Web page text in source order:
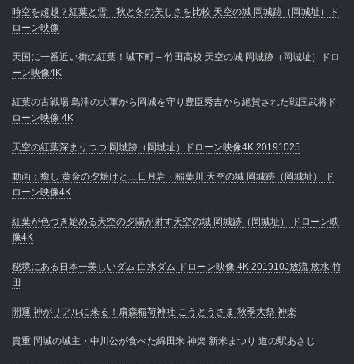
時空を超越？紅葉と雪 秋と冬の美しさを比較 天空の城 岡城跡（岡城址）ド
ローン映像
天国に一番近い街の紅葉！城下町 – 竹田高校 天空の城 岡城跡（岡城址）ドロ
ーン映像4K
紅葉の古戦場 島津の大軍から岡城を守り豊臣秀吉から絶賛された戦国武将ド
ローン映像 4K
天空の紅葉深まりつつ 岡城跡（岡城址）ドローン映像4K 20191025
動画：癒し 黄金の夕焼けと三日月岩・稲葉川 天空の城 岡城跡（岡城址） ド
ローン映像4K
紅葉が色づき始める天空の夕陽が射す天空の城 岡城跡（岡城址） ドローン映
像4K
秘境にある日本一美しいダム 白水ダム ドローン映像 4K 201910J放流 放水 竹
田
開運 神がリアルに来る！扇森稲荷神社 こうとうさま 秋季大祭 神楽
貴重 岡城の城主・中川公が食べた綿田米 神楽 新米まつり 道の駅あさじ